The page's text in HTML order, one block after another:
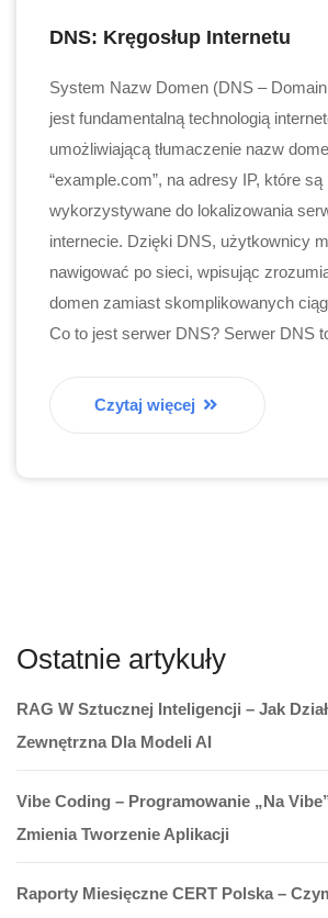
DNS: Kręgosłup Internetu
System Nazw Domen (DNS –
jest fundamentalną technologią
umożliwiającą tłumaczenie nazw
“example.com”, na adresy IP, które są
wykorzystywane do lokalizowania
internecie. Dzięki DNS, użytkownicy
nawigować po sieci, wpisując
domen zamiast skomplikowanych
Co to jest serwer DNS? Serwer DNS
Czytaj więcej
Ostatnie artykuły
RAG W Sztucznej Inteligencji – Jak
Zewnętrzna Dla Modeli AI
Vibe Coding – Programowanie „na
Zmienia Tworzenie Aplikacji
Raporty Miesięczne CERT Polska –